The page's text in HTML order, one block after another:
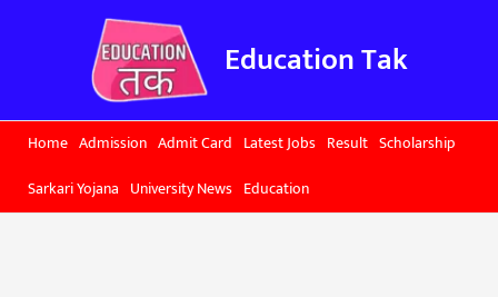
Education Tak
Home Admission Admit Card Latest Jobs Result Scholarship
Sarkari Yojana University News Education